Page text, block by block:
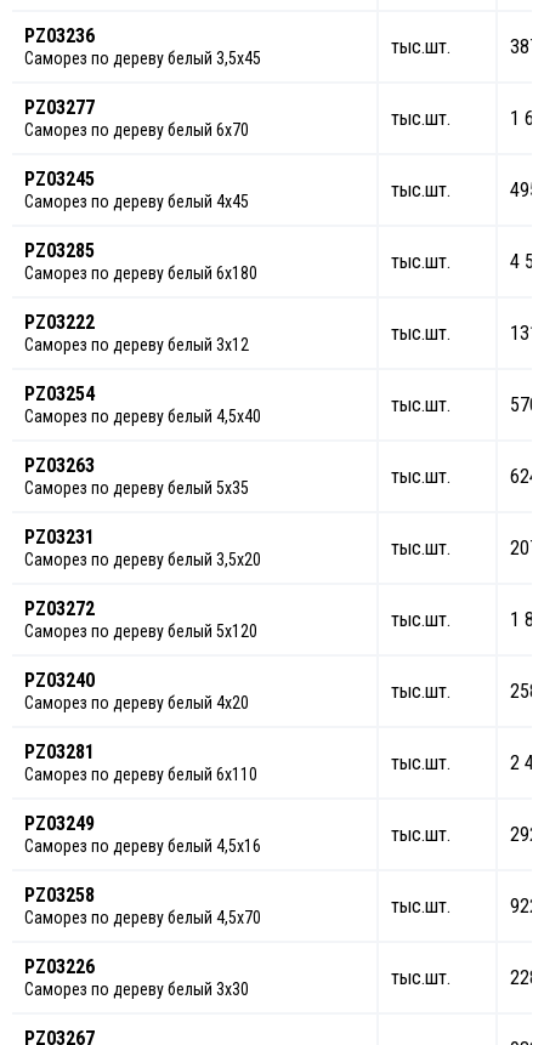
PZ03236
Саморез по дереву белый 3,5х45
тыс.шт.
PZ03277
Саморез по дереву белый 6х70
тыс.шт. 1
PZ03245
Саморез по дереву белый 4х45
тыс.шт.
PZ03285
Саморез по дереву белый 6х180
тыс.шт. 4
PZ03222
Саморез по дереву белый 3х12
тыс.шт.
PZ03254
Саморез по дереву белый 4,5х40
тыс.шт.
PZ03263
Саморез по дереву белый 5х35
тыс.шт.
PZ03231
Саморез по дереву белый 3,5х20
тыс.шт.
PZ03272
Саморез по дереву белый 5х120
тыс.шт. 1
PZ03240
Саморез по дереву белый 4х20
тыс.шт.
PZ03281
Саморез по дереву белый 6х110
тыс.шт. 2
PZ03249
Саморез по дереву белый 4,5х16
тыс.шт.
PZ03258
Саморез по дереву белый 4,5х70
тыс.шт.
PZ03226
Саморез по дереву белый 3х30
тыс.шт.
PZ03267